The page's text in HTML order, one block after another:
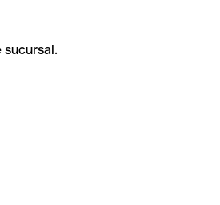
sucursal.